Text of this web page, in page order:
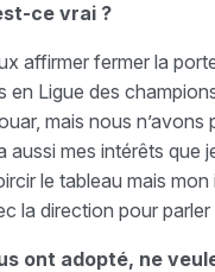
ce vrai ?
affirmer fermer la porte
Ligue des
mais nous n’avons
mes intérêts que
le tableau mais
la direction pour
ont adopté, ne